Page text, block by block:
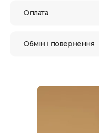
Оплата
Обмін і повернення